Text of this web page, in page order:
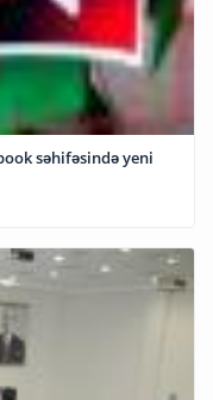
səhifəsində yeni